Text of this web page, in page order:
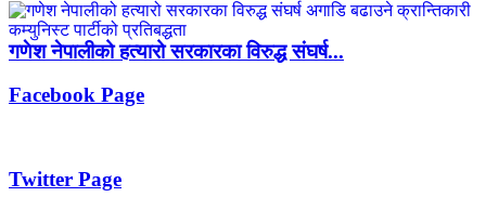
गणेश नेपालीको हत्यारो सरकारका विरुद्ध संघर्ष...
Facebook Page
Twitter Page